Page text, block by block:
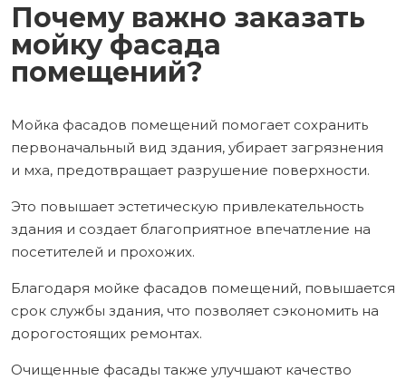
Почему важно заказать
мойку фасада
помещений?
Мойка фасадов помещений помогает сохранить
первоначальный вид здания, убирает загрязнения
и мха, предотвращает разрушение поверхности.
Это повышает эстетическую привлекательность
здания и создает благоприятное впечатление на
посетителей и прохожих.
Благодаря мойке фасадов помещений, повышается
срок службы здания, что позволяет сэкономить на
дорогостоящих ремонтах.
Очищенные фасады также улучшают качество